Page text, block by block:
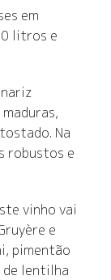
em
litros e
Na
robustos e
vinho vai
e
pimentão
de lentilha